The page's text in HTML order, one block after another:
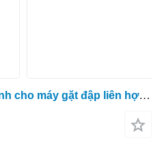
Sàng máy gặt liên hợp dành cho máy gặt đập liên hợp Massey Ferguson 7256